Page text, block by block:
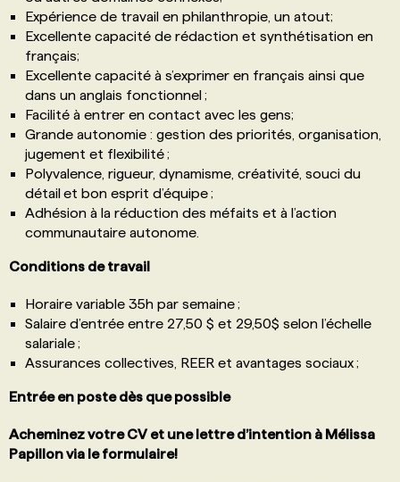
Expérience de travail en philanthropie, un atout;
Excellente capacité de rédaction et synthétisation en
français;
Excellente capacité à s’exprimer en français ainsi que
dans un anglais fonctionnel ;
Facilité à entrer en contact avec les gens;
Grande autonomie : gestion des priorités, organisation,
jugement et flexibilité ;
Polyvalence, rigueur, dynamisme, créativité, souci du
détail et bon esprit d’équipe ;
Adhésion à la réduction des méfaits et à l’action
communautaire autonome.
Conditions de travail
Horaire variable 35h par semaine ;
Salaire d’entrée entre 27,50 $ et 29,50$ selon l’échelle
salariale ;
Assurances collectives, REER et avantages sociaux ;
Entrée en poste dès que possible
Acheminez votre CV et une lettre d’intention à Mélissa
Papillon via le formulaire!